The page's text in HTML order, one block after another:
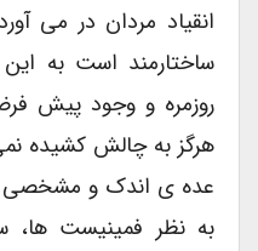
انقیاد مردان در می
ساختارمند است به
روزمره و وجود پیش
هرگز به چالش کشیده
عده ی اندک و مشخصی از
به نظر فمینیست ها،